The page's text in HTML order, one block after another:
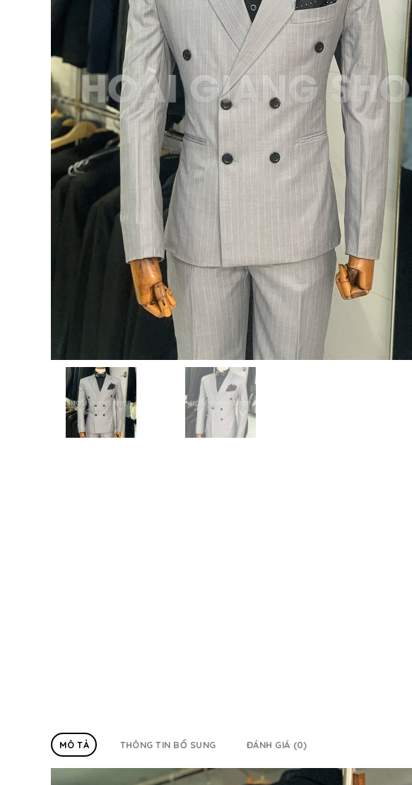
MÔ TẢ THÔNG TIN BỔ SUNG ĐÁNH GIÁ (0)